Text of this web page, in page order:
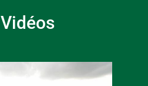
Vidéos